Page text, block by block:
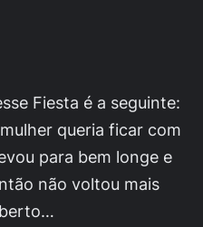
Fiesta é a seguinte:
queria ficar com
para bem longe e
não voltou mais